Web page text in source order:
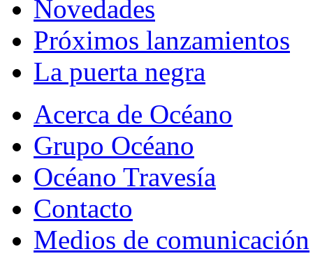
Novedades
Próximos lanzamientos
La puerta negra
Acerca de Océano
Grupo Océano
Océano Travesía
Contacto
Medios de comunicación